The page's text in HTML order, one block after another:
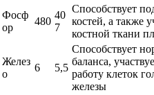
Фосф
ор
480
40
7
Способствует
костей, а также
костной ткани
Желез
о
6 5,5
Способствует
баланса,
работу клеток
железы